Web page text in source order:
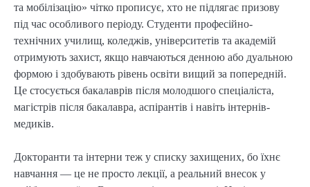
та мобілізацію» чітко прописує, хто не підлягає призову
під час особливого періоду. Студенти професійно-
технічних училищ, коледжів, університетів та академій
отримують захист, якщо навчаються денною або дуальною
формою і здобувають рівень освіти вищий за попередній.
Це стосується бакалаврів після молодшого спеціаліста,
магістрів після бакалавра, аспірантів і навіть інтернів-
медиків.
Докторанти та інтерни теж у списку захищених, бо їхнє
навчання — це не просто лекції, а реальний внесок у